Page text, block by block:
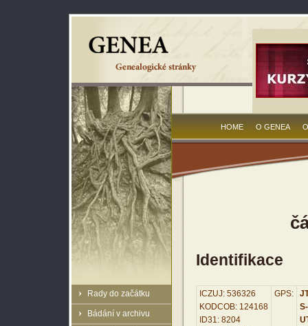
Rady do začátku
Bádání v archivu
HOME O GENEA
Identifikace
ICZUJ: 536326
KODCOB: 124168
ID31: 8204
GPS: